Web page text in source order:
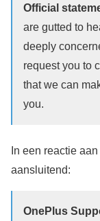
Official
are gutted to
deeply
request you to
that we can
you.
In een reactie
aansluitend:
OnePlus